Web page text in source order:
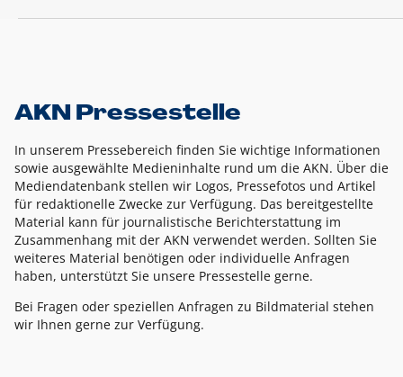
AKN Pressestelle
In unserem Pressebereich finden Sie wichtige Informationen
sowie ausgewählte Medieninhalte rund um die AKN. Über die
Mediendatenbank stellen wir Logos, Pressefotos und Artikel
für redaktionelle Zwecke zur Verfügung. Das bereitgestellte
Material kann für journalistische Berichterstattung im
Zusammenhang mit der AKN verwendet werden. Sollten Sie
weiteres Material benötigen oder individuelle Anfragen
haben, unterstützt Sie unsere Pressestelle gerne.
Bei Fragen oder speziellen Anfragen zu Bildmaterial stehen
wir Ihnen gerne zur Verfügung.